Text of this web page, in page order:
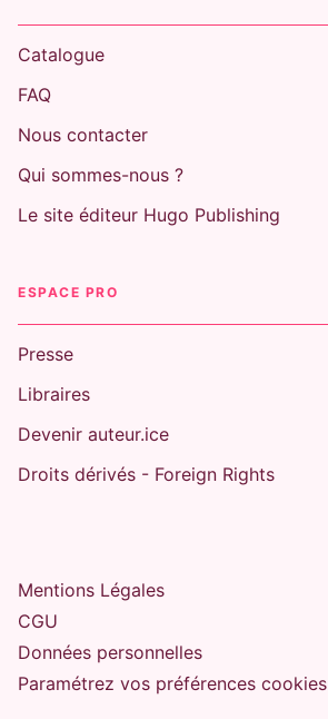
Catalogue
FAQ
Nous contacter
Qui sommes-nous ?
Le site éditeur Hugo Publishing
ESPACE PRO
Presse
Libraires
Devenir auteur.ice
Droits dérivés - Foreign Rights
Mentions Légales
CGU
Données personnelles
Paramétrez vos préférences cookies